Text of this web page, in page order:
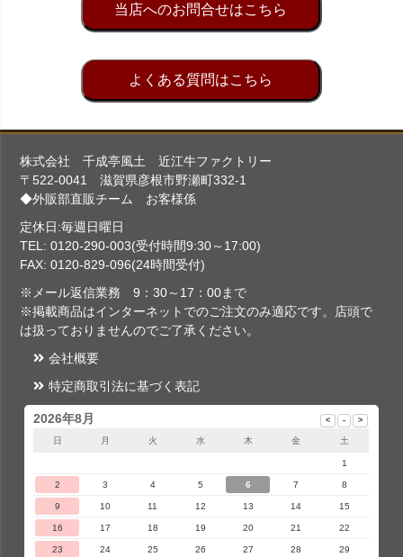
当店へのお問合せはこちら
よくある質問はこちら
株式会社 千成亭風土 近江牛ファクトリー
〒522-0041 滋賀県彦根市野瀬町332-1
◆外販部直販チーム お客様係
定休日:毎週日曜日
TEL: 0120-290-003(受付時間9:30～17:00)
FAX: 0120-829-096(24時間受付)
※メール返信業務 9：30～17：00まで
※掲載商品はインターネットでのご注文のみ適応です。店頭で
は扱っておりませんのでご了承ください。
会社概要
特定商取引法に基づく表記
2026年8月
日 月 火 水 木 金 土
1
2 3 4 5 6 7 8
9 10 11 12 13 14 15
16 17 18 19 20 21 22
23 24 25 26 27 28 29